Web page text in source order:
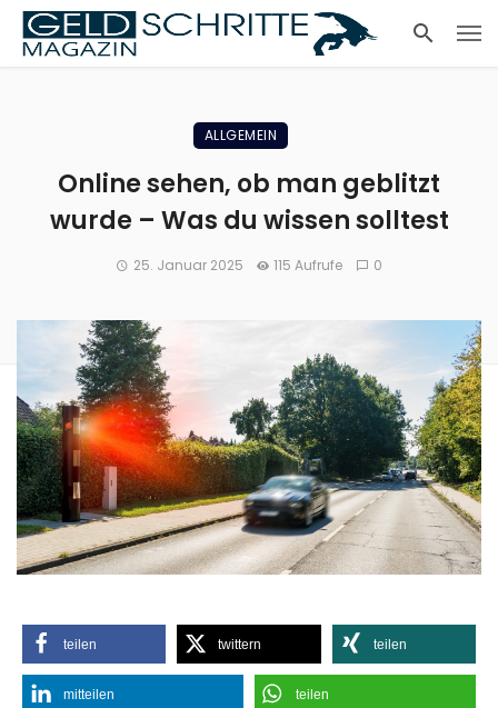
ALLGEMEIN
Online sehen, ob man geblitzt
wurde – Was du wissen solltest
25. Januar 2025 115 Aufrufe 0
teilen twittern teilen
mitteilen teilen